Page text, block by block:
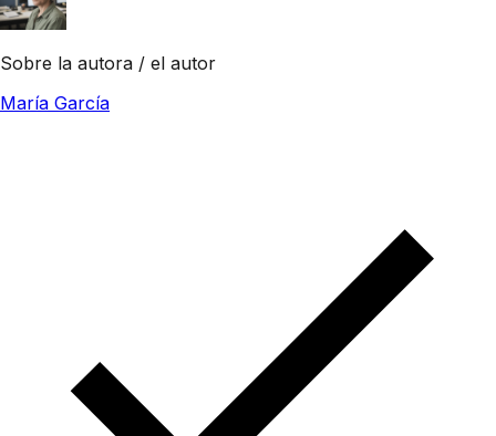
Sobre la autora / el autor
María García